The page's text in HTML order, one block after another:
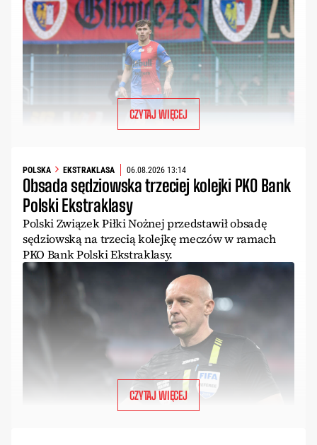
CZYTAJ WIĘCEJ
POLSKA EKSTRAKLASA 06.08.2026 13:14
Obsada sędziowska trzeciej kolejki PKO Bank
Polski Ekstraklasy
Polski Związek Piłki Nożnej przedstawił obsadę
sędziowską na trzecią kolejkę meczów w ramach
PKO Bank Polski Ekstraklasy.
CZYTAJ WIĘCEJ